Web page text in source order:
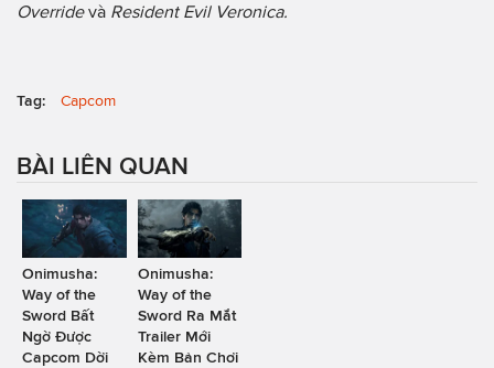
Overridevà Resident Evil Veronica.
Tag: Capcom
BÀI LIÊN QUAN
Onimusha:
Way of the
Sword Bất
Ngờ Được
Capcom Dời
Onimusha:
Way of the
Sword Ra Mắt
Trailer Mới
Kèm Bản Chơi